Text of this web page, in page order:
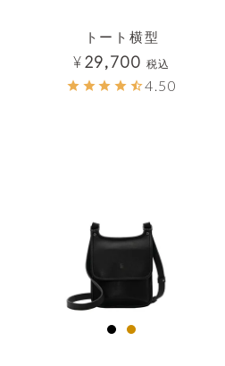
トート横型
¥29,700 税込
4.50